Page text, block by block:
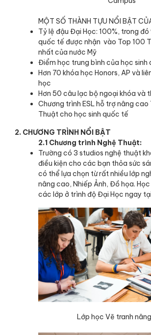
MỘT SỐ THÀNH TỰU NỔI BẬT
Tỷ lệ đậu Đại Học: 100%, trong đó
quốc tế được nhận vào Top 100
nhất của nước Mỹ
Điểm học trung bình của học sinh
Hơn 70 khóa học Honors, AP và
học
Hơn 50 câu lạc bộ ngoại khóa và
Chương trình ESL hỗ trợ nâng cao
Thuật cho học sinh quốc tế
2. CHƯƠNG TRÌNH NỔI BẬT
2.1 Chương trình Nghệ Thuật:
Trường có 3 studios nghệ thuật
điều kiện cho các bạn thỏa sức
có thể lựa chọn từ rất nhiều lớp
nâng cao, Nhiếp Ảnh, Đồ họa.
các lớp ở trình độ Đại Học ngay
Lớp học Vẽ tranh